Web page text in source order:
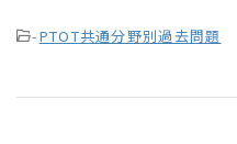
-PTOT共通分野別過去問題